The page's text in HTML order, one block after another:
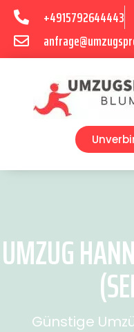
+4915792644443
UMZUG
Günstige